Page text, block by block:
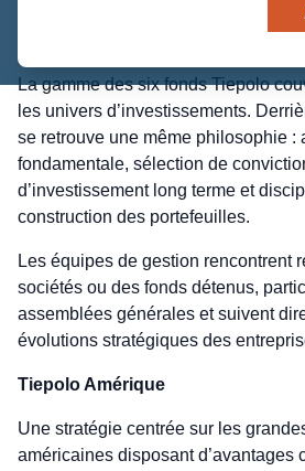
La gamme des six fonds Tiepolo
les univers d’investissements.
se retrouve une même philosophie :
fondamentale, sélection de
d’investissement long terme et
construction des portefeuilles.
Les équipes de gestion rencontrent
sociétés ou des fonds détenus,
assemblées générales et suivent
évolutions stratégiques des
Tiepolo Amérique
Une stratégie centrée sur les
américaines disposant d’avantages